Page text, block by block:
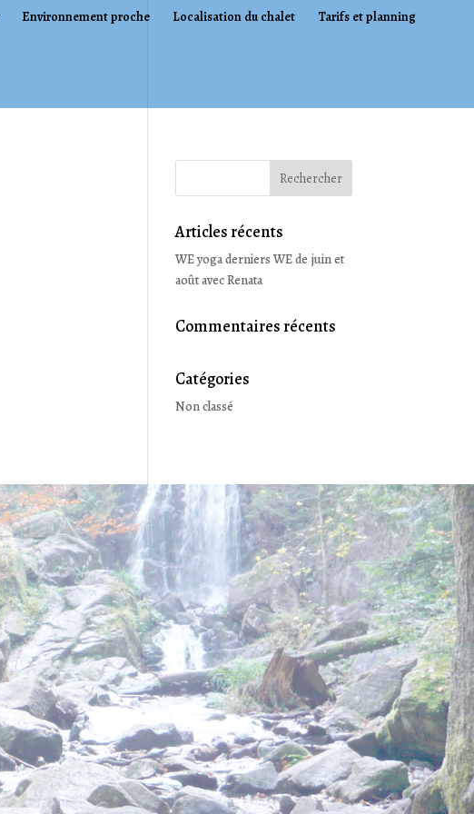
Environnement proche Localisation du chalet Tarifs et planning
Articles récents
WE yoga derniers WE de juin et
août avec Renata
Commentaires récents
Catégories
Non classé